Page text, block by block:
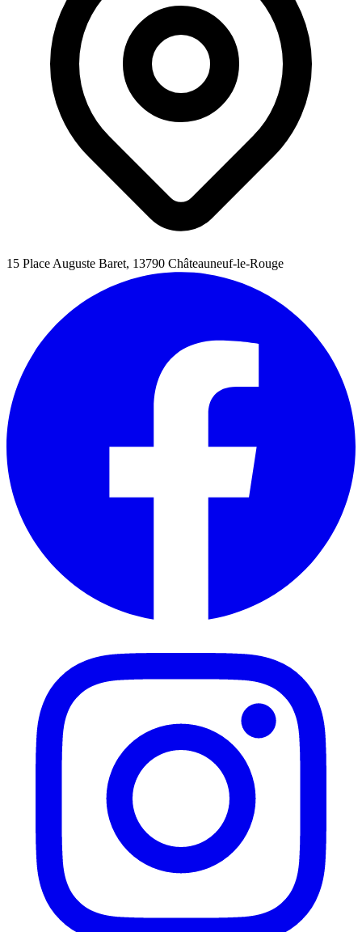
15 Place Auguste Baret, 13790 Châteauneuf-le-Rouge